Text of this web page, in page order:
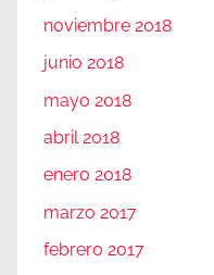
noviembre 2018
junio 2018
mayo 2018
abril 2018
enero 2018
marzo 2017
febrero 2017